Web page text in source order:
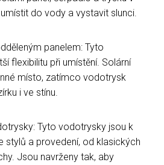
do vody a vystavit slunci.
panelem: Tyto
flexibilitu při umístění. Solární
místo, zatímco vodotrysk
i ve stínu.
Tyto vodotrysky jsou k
stylů a provedení, od klasických
Jsou navrženy tak, aby